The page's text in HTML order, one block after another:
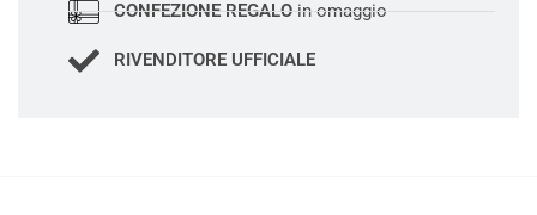
CONFEZIONE REGALOin omaggio
RIVENDITORE UFFICIALE